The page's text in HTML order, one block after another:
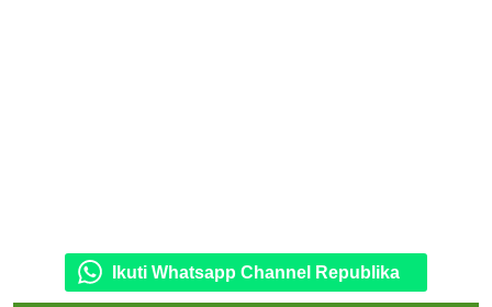
Ikuti Whatsapp Channel Republika